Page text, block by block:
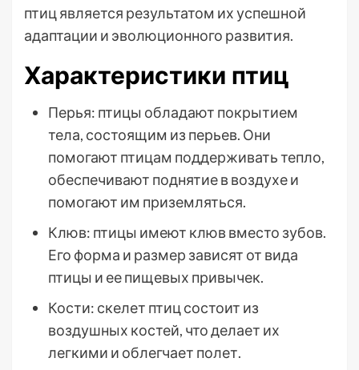
птиц является результатом их успешной
адаптации и эволюционного развития.
Характеристики птиц
Перья: птицы обладают покрытием
тела, состоящим из перьев. Они
помогают птицам поддерживать тепло,
обеспечивают поднятие в воздухе и
помогают им приземляться.
Клюв: птицы имеют клюв вместо зубов.
Его форма и размер зависят от вида
птицы и ее пищевых привычек.
Кости: скелет птиц состоит из
воздушных костей, что делает их
легкими и облегчает полет.